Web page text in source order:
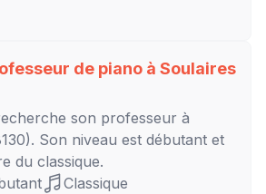
de piano à Soulaires
son professeur à
Son niveau est débutant et
du classique.
Classique